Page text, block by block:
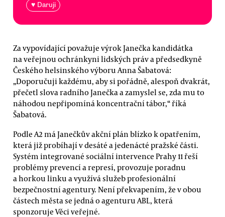
♥ Daruji
Za vypovídající považuje výrok Janečka kandidátka
na veřejnou ochránkyni lidských práv a předsedkyně
Českého helsinského výboru Anna Šabatová:
„Doporučuji každému, aby si pořádně, alespoň dvakrát,
přečetl slova radního Janečka a zamyslel se, zda mu to
náhodou nepřipomíná koncentrační tábor,“ říká
Šabatová.
Podle A2 má Janečkův akční plán blízko k opatřením,
která již probíhají v desáté a jedenácté pražské části.
Systém integrované sociální intervence Prahy 11 řeší
problémy prevencí a represí, provozuje poradnu
a horkou linku a využívá služeb profesionální
bezpečnostní agentury. Není překvapením, že v obou
částech města se jedná o agenturu ABL, která
sponzoruje Věci veřejné.